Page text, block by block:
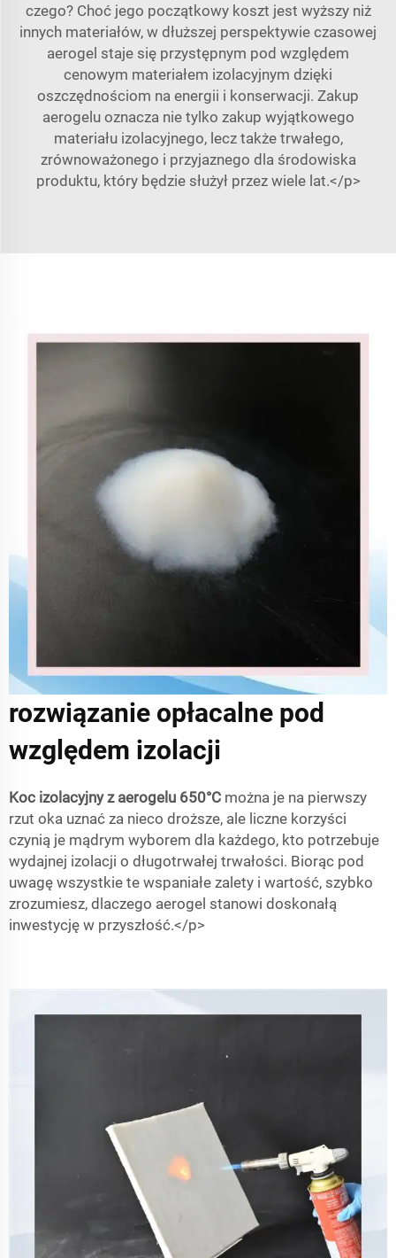
czego? Choć jego początkowy koszt jest wyższy niż
innych materiałów, w dłuższej perspektywie czasowej
aerogel staje się przystępnym pod względem
cenowym materiałem izolacyjnym dzięki
oszczędnościom na energii i konserwacji. Zakup
aerogelu oznacza nie tylko zakup wyjątkowego
materiału izolacyjnego, lecz także trwałego,
zrównoważonego i przyjaznego dla środowiska
produktu, który będzie służył przez wiele lat.</p>
rozwiązanie opłacalne pod
względem izolacji
Koc izolacyjny z aerogelu 650°C można je na pierwszy
rzut oka uznać za nieco droższe, ale liczne korzyści
czynią je mądrym wyborem dla każdego, kto potrzebuje
wydajnej izolacji o długotrwałej trwałości. Biorąc pod
uwagę wszystkie te wspaniałe zalety i wartość, szybko
zrozumiesz, dlaczego aerogel stanowi doskonałą
inwestycję w przyszłość.</p>